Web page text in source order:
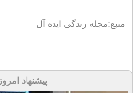
منبع:مجله زندگی ایده آل
پیشنهاد امروز